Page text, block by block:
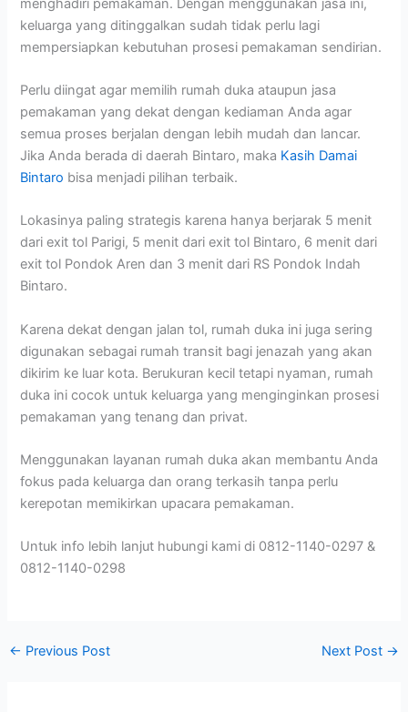
menghadiri pemakaman. Dengan menggunakan jasa ini,
keluarga yang ditinggalkan sudah tidak perlu lagi
mempersiapkan kebutuhan prosesi pemakaman sendirian.
Perlu diingat agar memilih rumah duka ataupun jasa
pemakaman yang dekat dengan kediaman Anda agar
semua proses berjalan dengan lebih mudah dan lancar.
Jika Anda berada di daerah Bintaro, maka Kasih Damai
Bintaro bisa menjadi pilihan terbaik.
Lokasinya paling strategis karena hanya berjarak 5 menit
dari exit tol Parigi, 5 menit dari exit tol Bintaro, 6 menit dari
exit tol Pondok Aren dan 3 menit dari RS Pondok Indah
Bintaro.
Karena dekat dengan jalan tol, rumah duka ini juga sering
digunakan sebagai rumah transit bagi jenazah yang akan
dikirim ke luar kota. Berukuran kecil tetapi nyaman, rumah
duka ini cocok untuk keluarga yang menginginkan prosesi
pemakaman yang tenang dan privat.
Menggunakan layanan rumah duka akan membantu Anda
fokus pada keluarga dan orang terkasih tanpa perlu
kerepotan memikirkan upacara pemakaman.
Untuk info lebih lanjut hubungi kami di 0812-1140-0297 &
0812-1140-0298
← Previous Post Next Post →